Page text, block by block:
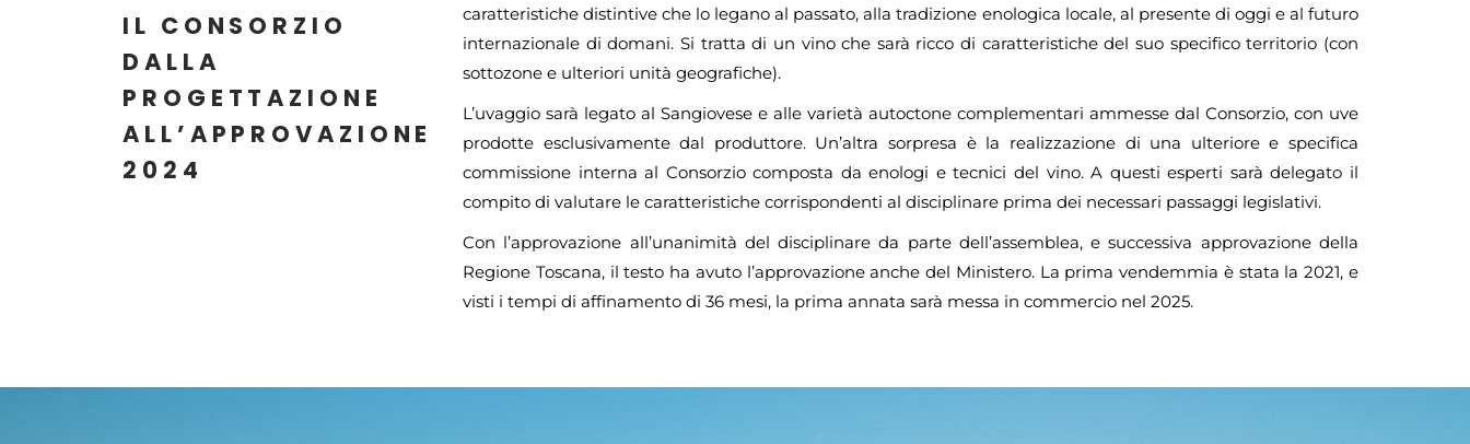
IL CONSORZIO
DALLA
PROGETTAZIONE
ALL’APPROVAZIONE
2024
caratteristiche distintive che lo legano al passato, alla tradizione enologica locale, al presente di oggi e al futuro
internazionale di domani. Si tratta di un vino che sarà ricco di caratteristiche del suo specifico territorio (con
sottozone e ulteriori unità geografiche).
L’uvaggio sarà legato al Sangiovese e alle varietà autoctone complementari ammesse dal Consorzio, con uve
prodotte esclusivamente dal produttore. Un’altra sorpresa è la realizzazione di una ulteriore e specifica
commissione interna al Consorzio composta da enologi e tecnici del vino. A questi esperti sarà delegato il
compito di valutare le caratteristiche corrispondenti al disciplinare prima dei necessari passaggi legislativi.
Con l’approvazione all’unanimità del disciplinare da parte dell’assemblea, e successiva approvazione della
Regione Toscana, il testo ha avuto l’approvazione anche del Ministero. La prima vendemmia è stata la 2021, e
visti i tempi di affinamento di 36 mesi, la prima annata sarà messa in commercio nel 2025.